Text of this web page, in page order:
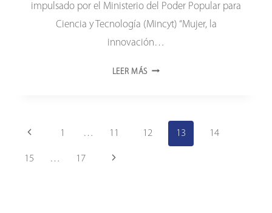
impulsado por el Ministerio del Poder Popular para
Ciencia y Tecnología (Mincyt) “Mujer, la
innovación…
LEER MÁS ONCTI
Navegación
de
Página
anterior
1 … 11 12 13 14
15 … 17 Siguiente